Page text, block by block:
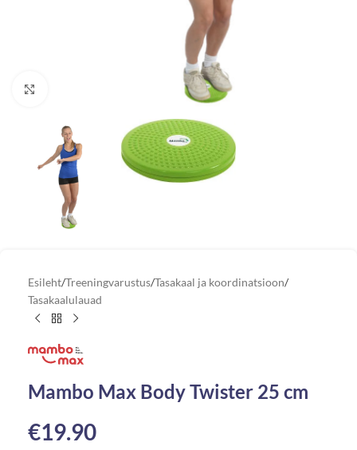
Esileht/Treeningvarustus/Tasakaal ja koordinatsioon/
Tasakaalulauad
Mambo Max Body Twister 25 cm
€19.90